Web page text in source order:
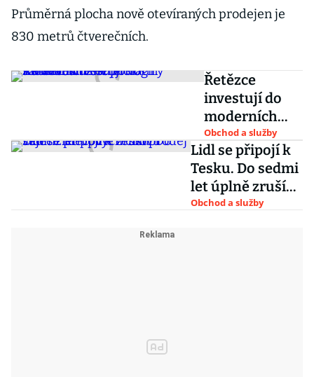
Průměrná plocha nově otevíraných prodejen je
830 metrů čtverečních.
Řetězce
investují do
moderních
technologií.
Kaufland
testuje
samoobslužné
pokladny
Obchod a služby
Lidl se připojí k
Tesku. Do sedmi
let úplně zruší
prodej vajec z
Obchod a služby